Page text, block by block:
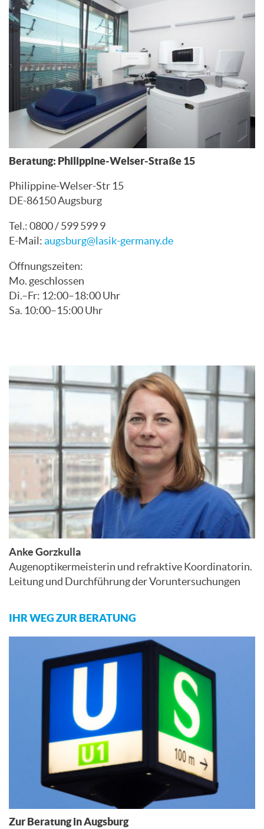
Beratung: Philippine-Welser-Straße 15
Philippine-Welser-Str 15
DE-86150 Augsburg
Tel.: 0800 / 599 599 9
E-Mail:augsburg@lasik-germany.de
Öffnungszeiten:
Mo. geschlossen
Di.–Fr: 12:00–18:00 Uhr
Sa. 10:00–15:00 Uhr
Anke Gorzkulla
Augenoptikermeisterin und refraktive Koordinatorin.
Leitung und Durchführung der Voruntersuchungen
IHR WEG ZUR BERATUNG
Zur Beratung in Augsburg